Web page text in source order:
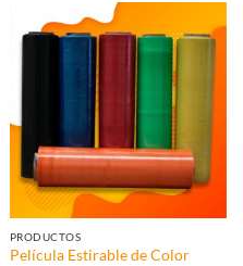
PRODUCTOS
Película Estirable de Color